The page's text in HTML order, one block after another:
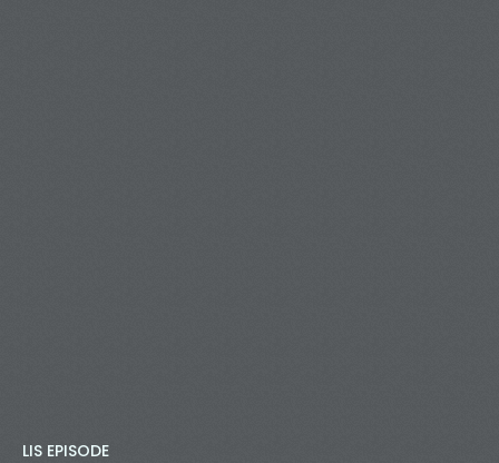
LIS EPISODE